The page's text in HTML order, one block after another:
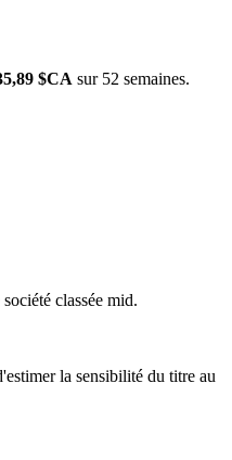
$CA sur 52 semaines.
classée mid.
la sensibilité du titre au